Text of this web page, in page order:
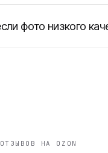
фото низкого
НА OZON